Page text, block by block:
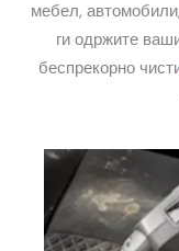
мебел,
ги одржите
беспрекорно